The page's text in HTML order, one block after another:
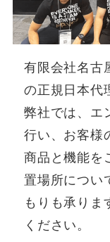
有限会社名
の正規日本代
弊社では、エ
行い、お客様
商品と機能を
置場所につい
もりも承りま
ください。